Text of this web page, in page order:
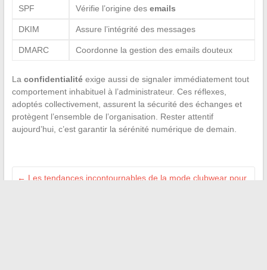
SPF Vérifie l’origine des emails
DKIM Assure l’intégrité des messages
DMARC Coordonne la gestion des emails douteux
La confidentialitéexige aussi de signaler immédiatement tout
comportement inhabituel à l’administrateur. Ces réflexes,
adoptés collectivement, assurent la sécurité des échanges et
protègent l’ensemble de l’organisation. Rester attentif
aujourd’hui, c’est garantir la sérénité numérique de demain.
← Les tendances incontournables de la mode clubwear pour